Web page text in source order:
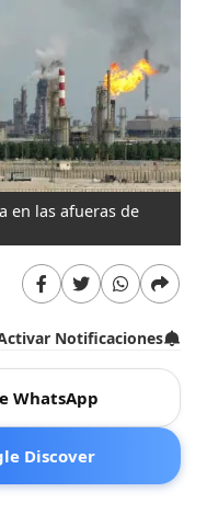
en las afueras de
Notificaciones
WhatsApp
Discover